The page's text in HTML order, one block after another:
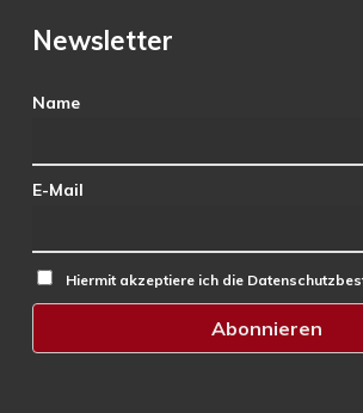
Newsletter
Name
E-Mail
Hiermit akzeptiere ich die